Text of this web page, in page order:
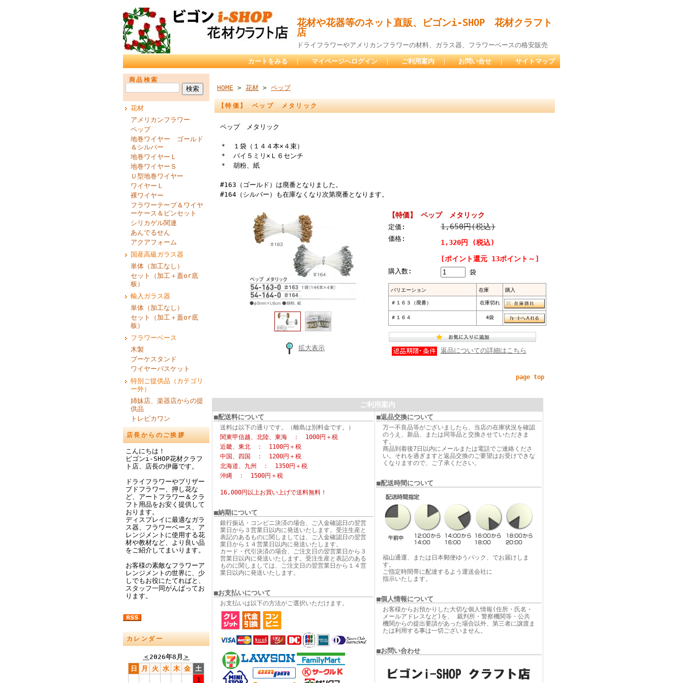
花材や花器等のネット直販、ビゴンi-SHOP 花材クラフト
店
ドライフラワーやアメリカンフラワーの材料、ガラス器、フラワーベースの格安販売
カートをみる ｜ マイページへログイン ｜ ご利用案内 ｜ お問い合せ ｜ サイトマップ
商品検索
花材
アメリカンフラワー
ペップ
地巻ワイヤー ゴールド
＆シルバー
地巻ワイヤーＬ
地巻ワイヤーＳ
Ｕ型地巻ワイヤー
ワイヤーＬ
裸ワイヤー
フラワーテープ＆ワイヤ
ーケース＆ピンセット
シリカゲル関連
あんでるせん
アクアフォーム
国産高級ガラス器
単体（加工なし）
セット（加工＋蓋or底
板）
輸入ガラス器
単体（加工なし）
セット（加工＋蓋or底
板）
フラワーベース
木製
ブーケスタンド
ワイヤーバスケット
特別ご提供品（カテゴリ
ー外）
姉妹店、楽器店からの提
供品
トレピカワン
店長からのご挨拶
こんにちは！
ビゴンi-SHOP花材クラフ
ト店、店長の伊藤です。
ドライフラワーやプリザー
ブドフラワー、押し花な
ど、アートフラワー＆クラ
フト用品をお安く提供して
おります。
ディスプレイに最適なガラ
ス器、フラワーベース、ア
レンジメントに使用する花
材や教材など、より良い品
をご紹介してまいります。
お客様の素敵なフラワーア
レンジメントの世界に、少
しでもお役にたてればと、
スタッフ一同がんばってお
ります。
カレンダー
＜2026年8月 ＞
日
月 火 水 木 金 土
1
HOME > 花材 > ペップ
【特価】 ペップ メタリック
ペップ メタリック
＊ １袋（１４４本×４束）
＊ パイ５ミリ×Ｌ６センチ
＊ 胡粉、紙
#163（ゴールド）は廃番となりました。
#164（シルバー）も在庫なくなり次第廃番となります。
拡大表示
【特価】 ペップ メタリック
定価: 1,650円(税込)
価格:
1,320円 (税込)
[ポイント還元 13ポイント～]
購入数: 袋
バリエーション 在庫 購入
＃１６３（廃番） 在庫切れ
＃１６４ 4袋
返品についての詳細はこちら
page top
ご利用案内
■配送料について
送料は以下の通りです。（離島は別料金です。）
関東甲信越、北陸、東海 ： 1000円＋税
近畿、東北 ： 1100円＋税
中国、四国 ： 1200円＋税
北海道、九州 ： 1350円＋税
沖縄 ： 1500円＋税
16,000円以上お買い上げで送料無料！
■納期について
銀行振込・コンビニ決済の場合、ご入金確認日の翌営
業日から３営業日以内に発送いたします。受注生産と
表記のあるものに関しましては、ご入金確認日の翌営
業日から１４営業日以内に発送いたします。
カード・代引決済の場合、ご注文日の翌営業日から３
営業日以内に発送いたします。受注生産と表記のある
ものに関しましては、ご注文日の翌営業日から１４営
業日以内に発送いたします。
■お支払いについて
お支払いは以下の方法がご選択いただけます。
■返品交換について
万一不良品等がございましたら、当店の在庫状況を確認
のうえ、新品、または同等品と交換させていただきま
す。
商品到着後7日以内にメールまたは電話でご連絡くださ
い。それを過ぎますと返品交換のご要望はお受けできな
くなりますので、ご了承ください。
■配送時間について
福山通運、または日本郵便ゆうパック、でお届けしま
す。
ご指定時間帯に配達するよう運送会社に
指示いたします。
■個人情報について
お客様からお預かりした大切な個人情報(住所・氏名・
メールアドレスなど)を、 裁判所・警察機関等・公共
機関からの提出要請があった場合以外、第三者に譲渡ま
たは利用する事は一切ございません。
■お問い合わせ